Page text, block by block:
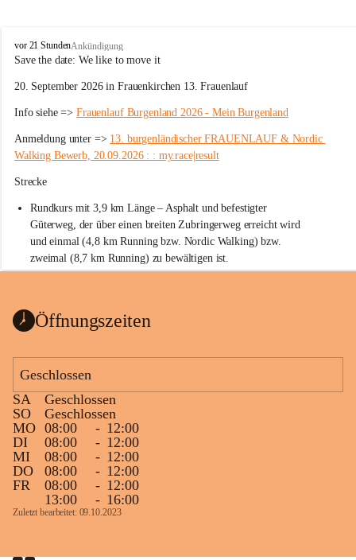
W
ö
t
r
b
e
r
g
vor 21 StundenAnkündigung
Save the date: We like to move it
20. September 2026 in Frauenkirchen 13. Frauenlauf
Info siehe => Frauenlauf Burgenland 2026 - Mein Burgenland
Anmeldung unter => 13. burgenländischer FRAUENLAUF & Nordic
Walking Bewerb, 20.09.2026 : : my.race|result
Strecke
Rundkurs mit 3,9 km Länge – Asphalt und befestigter
Güterweg, der über einen breiten Zubringerweg erreicht wird
und einmal (4,8 km Running bzw. Nordic Walking) bzw.
zweimal (8,7 km Running) zu bewältigen ist.
Parkplatz auf der Rückseite der St. Martins Therme & Lodge
Zielgelände mit Verpflegungstruck
Ablauf
Samstag, 19.9.
13 bis 15 Uhr Startnummernausgabe, im Seminarraum der St.
Martins Therme & Lodge Frauenkirchen (vom Parkplatz hinter
der Therme zugänglich)
Sonntag, 20.9.
Öffnungszeiten
Geschlossen
SA
Geschlossen
SO
Geschlossen
MO 08:00 - 12:00
DI
08:00 - 12:00
MI
08:00 - 12:00
DO
08:00 - 12:00
FR
08:00 - 12:00
13:00
- 16:00
Zuletzt bearbeitet: 09.10.2023